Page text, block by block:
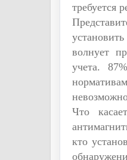
требуется
волнует
учета.
Что
кто